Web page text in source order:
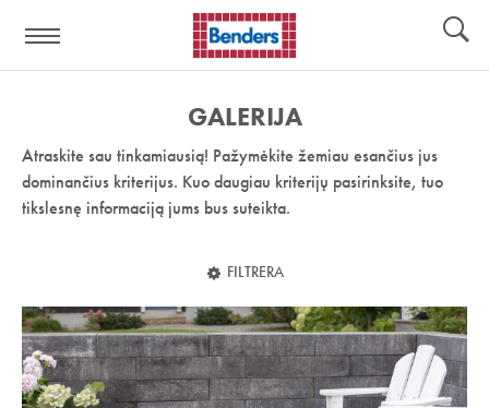
nuoroda:
GALERIJA
Atraskite sau tinkamiausią! Pažymėkite žemiau esančius jus
dominančius kriterijus. Kuo daugiau kriterijų pasirinksite, tuo
tikslesnę informaciją jums bus suteikta.
FILTRERA